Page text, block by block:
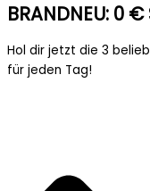
BRANDNEU: 0
Hol dir jetzt die 3
für jeden Tag!